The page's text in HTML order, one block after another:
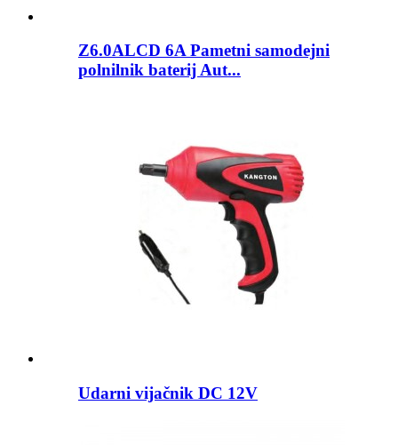
Z6.0ALCD 6A Pametni samodejni
polnilnik baterij Aut...
Udarni vijačnik DC 12V